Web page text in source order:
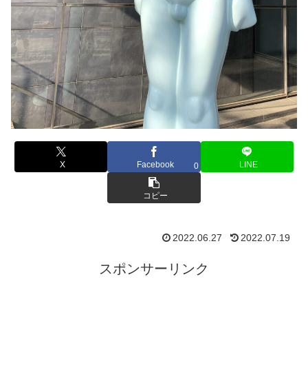
X Facebook 0 LINE
コピー
2022.06.27 2022.07.19
スポンサーリンク